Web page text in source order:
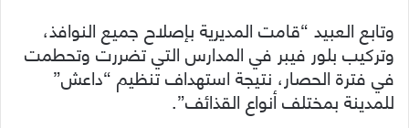
وتابع العبيد “قامت المديرية بإصلاح جميع النوافذ،
وتركيب بلور فيبر في المدارس التي تضررت وتحطمت
في فترة الحصار، نتيجة استهداف تنظيم “داعش”
للمدينة بمختلف أنواع القذائف”.